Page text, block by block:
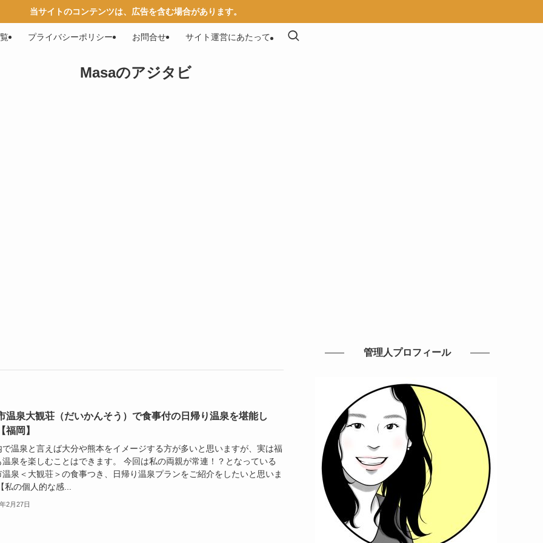
当サイトのコンテンツは、広告を含む場合があります。
Masaのアジタビ
プライバシーポリシー お問合せ サイト運営にあたって
温泉大観荘（だいかんそう）で食事付の日帰り温泉を堪能し
福岡】
で温泉と言えば大分や熊本をイメージする方が多いと思いますが、実は福
温泉を楽しむことはできます。 今回は私の両親が常連！？となっている
温泉＜大観荘＞の食事つき、日帰り温泉プランをご紹介をしたいと思いま
私の個人的な感...
2月27日
管理人プロフィール